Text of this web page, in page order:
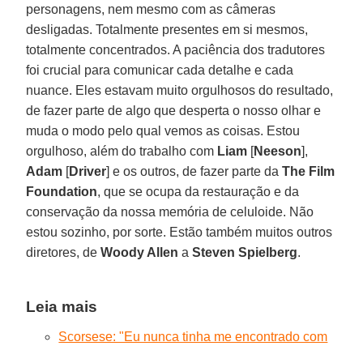
personagens, nem mesmo com as câmeras
desligadas. Totalmente presentes em si mesmos,
totalmente concentrados. A paciência dos tradutores
foi crucial para comunicar cada detalhe e cada
nuance. Eles estavam muito orgulhosos do resultado,
de fazer parte de algo que desperta o nosso olhar e
muda o modo pelo qual vemos as coisas. Estou
orgulhoso, além do trabalho com Liam [Neeson],
Adam [Driver] e os outros, de fazer parte daThe Film
Foundation, que se ocupa da restauração e da
conservação da nossa memória de celuloide. Não
estou sozinho, por sorte. Estão também muitos outros
diretores, deWoody Allen aSteven Spielberg.
Leia mais
Scorsese: "Eu nunca tinha me encontrado com